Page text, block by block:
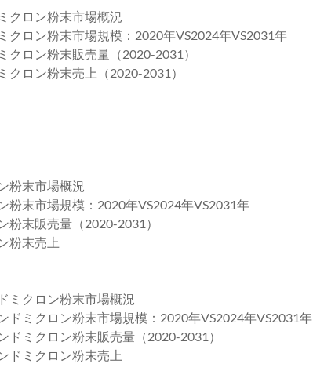
クロン粉末市場概況
クロン粉末市場規模：2020年VS2024年VS2031年
ロン粉末販売量（2020-2031）
ロン粉末売上（2020-2031）
粉末市場概況
粉末市場規模：2020年VS2024年VS2031年
末販売量（2020-2031）
粉末売上
ミクロン粉末市場概況
ドミクロン粉末市場規模：2020年VS2024年VS2031年
ミクロン粉末販売量（2020-2031）
ドミクロン粉末売上